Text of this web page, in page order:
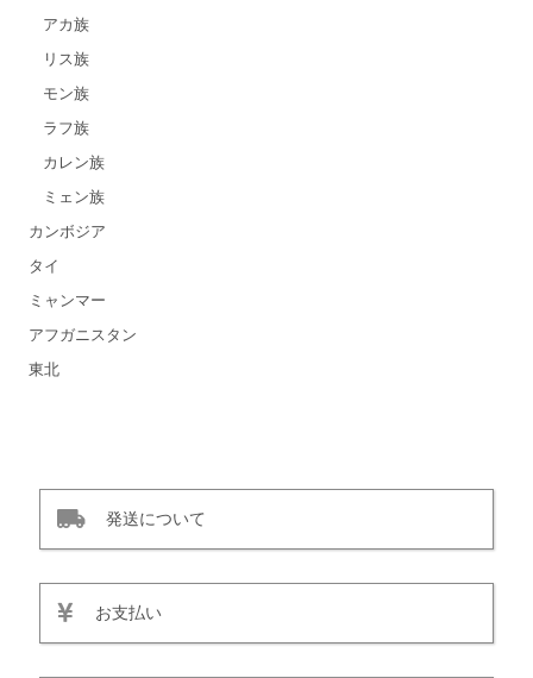
アカ族
リス族
モン族
ラフ族
カレン族
ミェン族
カンボジア
タイ
ミャンマー
アフガニスタン
東北
発送について
お支払い